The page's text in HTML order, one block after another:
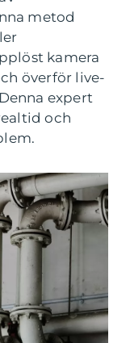
metod
kamera
överför live-
expert
och